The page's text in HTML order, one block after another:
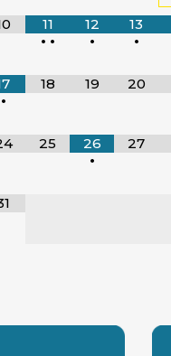
11
• •
12
•
13
•
•
18 19 20
25
26
•
27